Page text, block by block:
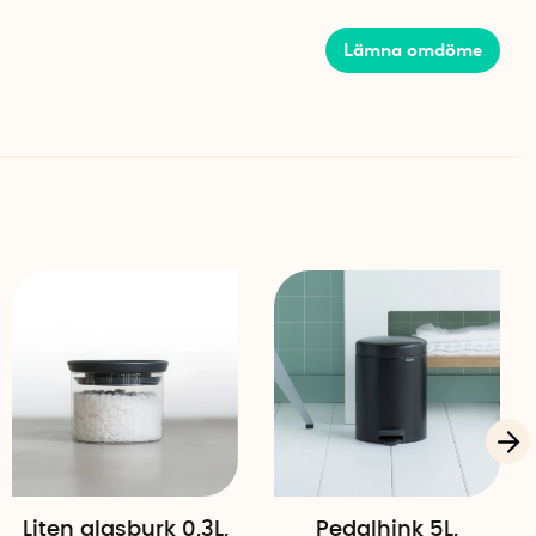
design och genomtänkta funktioner.
Lämna omdöme
Liten glasburk 0,3L,
Pedalhink 5L,